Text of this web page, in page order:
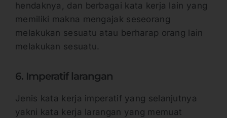
hendaknya, dan berbagai kata kerja lain yang
memiliki makna mengajak seseorang
melakukan sesuatu atau berharap orang lain
melakukan sesuatu.
6. Imperatif larangan
Jenis kata kerja imperatif yang selanjutnya
yakni kata kerja larangan yang memuat